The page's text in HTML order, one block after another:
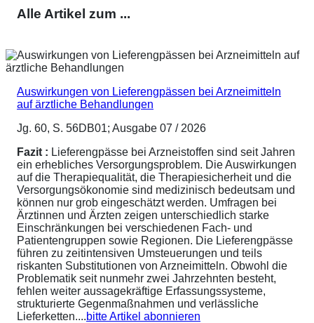
Alle Artikel zum ...
Auswirkungen von Lieferengpässen bei Arzneimitteln
auf ärztliche Behandlungen
Jg. 60, S. 56DB01; Ausgabe 07 / 2026
Fazit : Lieferengpässe bei Arzneistoffen sind seit Jahren
ein erhebliches Versorgungsproblem. Die Auswirkungen
auf die Therapiequalität, die Therapiesicherheit und die
Versorgungsökonomie sind medizinisch bedeutsam und
können nur grob eingeschätzt werden. Umfragen bei
Ärztinnen und Ärzten zeigen unterschiedlich starke
Einschränkungen bei verschiedenen Fach- und
Patientengruppen sowie Regionen. Die Lieferengpässe
führen zu zeitintensiven Umsteuerungen und teils
riskanten Substitutionen von Arzneimitteln. Obwohl die
Problematik seit nunmehr zwei Jahrzehnten besteht,
fehlen weiter aussagekräftige Erfassungssysteme,
strukturierte Gegenmaßnahmen und verlässliche
Lieferketten....bitte Artikel abonnieren